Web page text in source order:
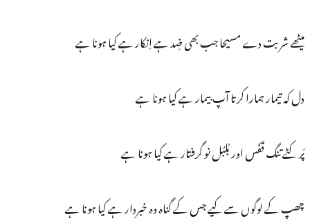
میٹھے شربت دے مسیحا جب بھی ضِد ہے اِنکار ہے کیا ہونا ہے
دل کہ تیمار ہمارا کرتا آپ بیمار ہے کیا ہونا ہے
پَر کٹے تنگ قَفَس اور بُلبُل نو گرفتار ہے کیا ہونا ہے
چھپ کے لوگوں سے کیے جس کے گناہ وہ خبردار ہے کیا ہونا ہے